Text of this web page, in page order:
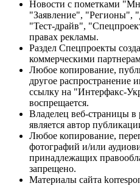
Новости с пометками
"Заявление", "Регионы",
"Тест-драйв",
правах рекламы.
Раздел Спецпроекты
коммерческими
Любое копирование,
другое распространение
ссылку на "Интерфакс-
воспрещается.
Владелец веб-страницы в
является автор
Любое копирование,
фотографий и/или
принадлежащих
запрещено.
Материалы сайта